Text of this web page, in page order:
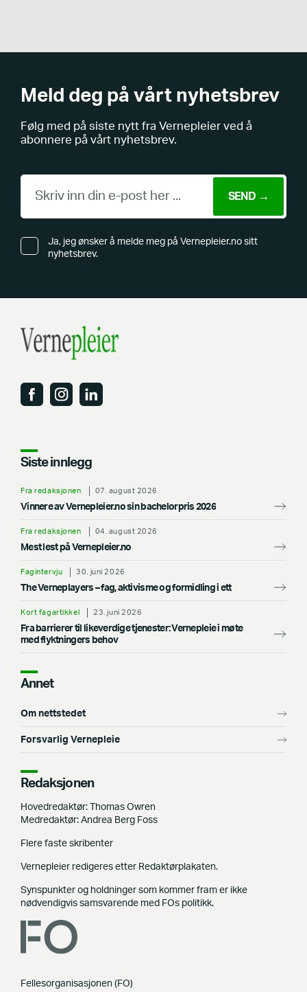
Meld deg på vårt nyhetsbrev
Følg med på siste nytt fra Vernepleier ved å
abonnere på vårt nyhetsbrev.
Ja, jeg ønsker å melde meg på Vernepleier.no sitt
nyhetsbrev.
Siste innlegg
Fra redaksjonen 07. august 2026
Vinnere av Vernepleier.no sin bachelorpris 2026
Fra redaksjonen 04. august 2026
Mest lest på Vernepleier.no
Fagintervju 30. juni 2026
The Verneplayers – fag, aktivisme og formidling i ett
Kort fagartikkel 23. juni 2026
Fra barrierer til likeverdige tjenester: Vernepleie i møte
med flyktningers behov
Annet
Om nettstedet
Forsvarlig Vernepleie
Redaksjonen
Hovedredaktør: Thomas Owren
Medredaktør: Andrea Berg Foss
Flere faste skribenter
Vernepleier redigeres etter Redaktørplakaten.
Synspunkter og holdninger som kommer fram er ikke
nødvendigvis samsvarende med FOs politikk.
Fellesorganisasjonen (FO)